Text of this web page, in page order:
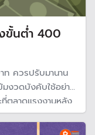
ขั้นต่ำ 400
ท ควรปรับมานาน
มงวดบังคับใช้อย่าง
ตลาดแรงงานหลัง
ทักษะ รองรับการ